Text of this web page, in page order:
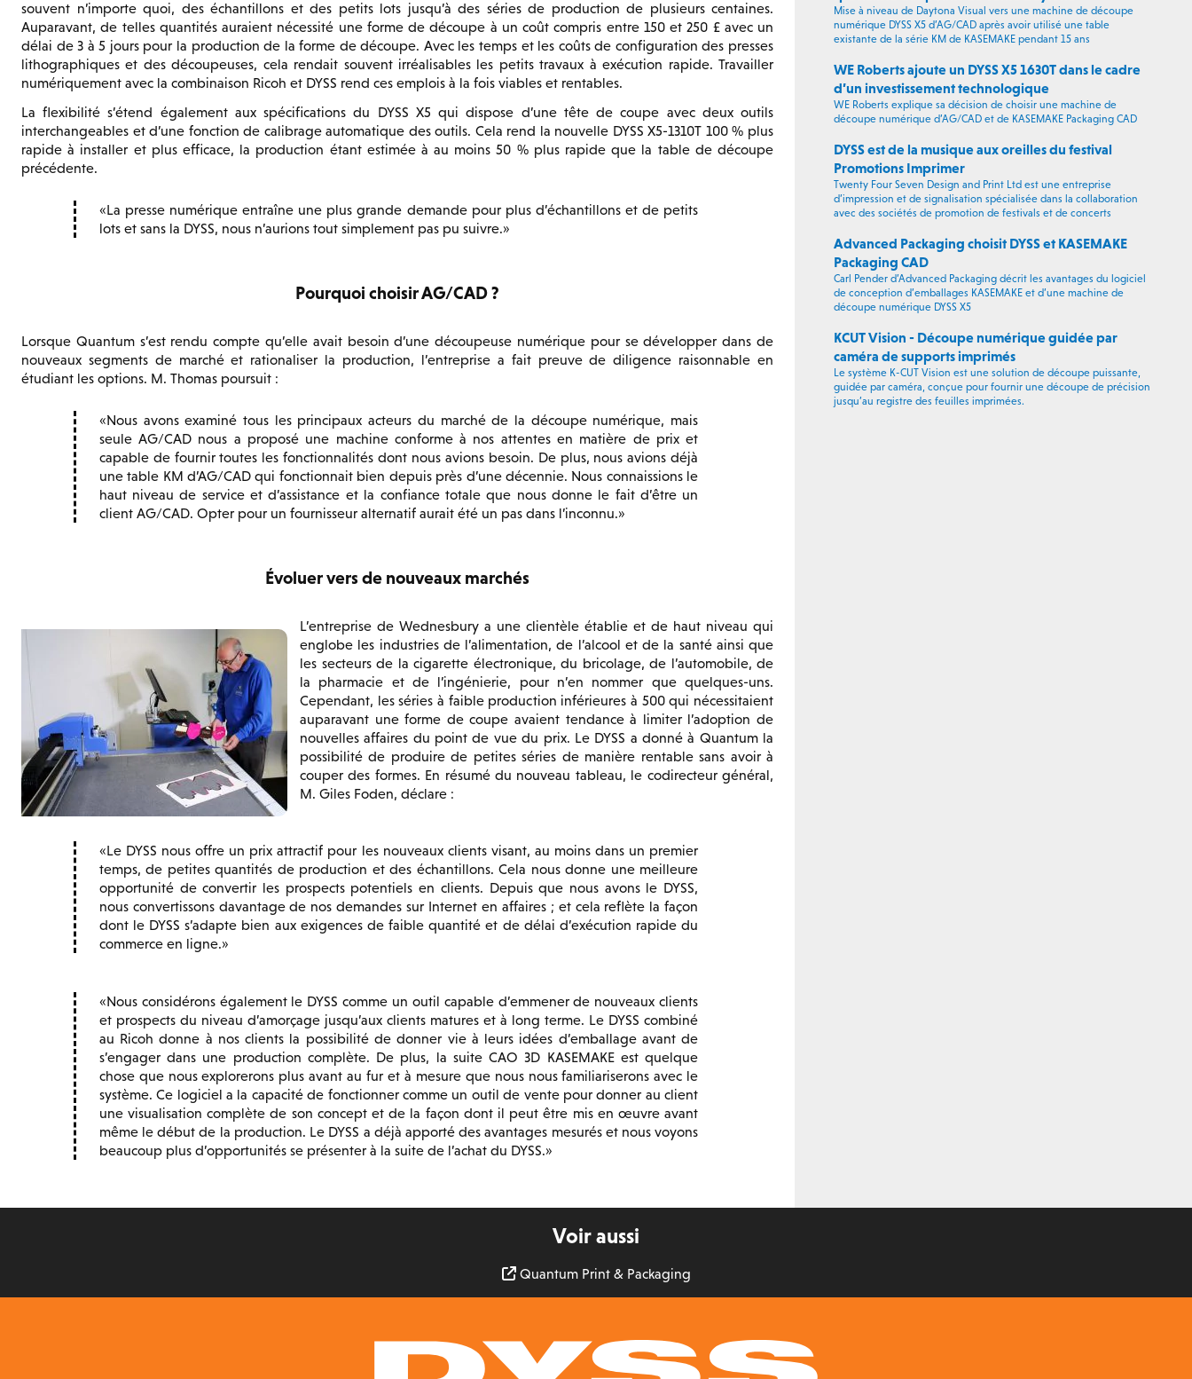
souvent n’importe quoi, des échantillons et des petits lots jusqu’à des séries de production de plusieurs centaines.
Auparavant, de telles quantités auraient nécessité une forme de découpe à un coût compris entre 150 et 250 £ avec un
délai de 3 à 5 jours pour la production de la forme de découpe. Avec les temps et les coûts de configuration des presses
lithographiques et des découpeuses, cela rendait souvent irréalisables les petits travaux à exécution rapide. Travailler
numériquement avec la combinaison Ricoh et DYSS rend ces emplois à la fois viables et rentables.
La flexibilité s’étend également aux spécifications du DYSS X5 qui dispose d’une tête de coupe avec deux outils
interchangeables et d’une fonction de calibrage automatique des outils. Cela rend la nouvelle DYSS X5-1310T 100 % plus
rapide à installer et plus efficace, la production étant estimée à au moins 50 % plus rapide que la table de découpe
précédente.
La presse numérique entraîne une plus grande demande pour plus d’échantillons et de petits
lots et sans la DYSS, nous n’aurions tout simplement pas pu suivre.
Pourquoi choisir AG/CAD ?
Lorsque Quantum s’est rendu compte qu’elle avait besoin d’une découpeuse numérique pour se développer dans de
nouveaux segments de marché et rationaliser la production, l’entreprise a fait preuve de diligence raisonnable en
étudiant les options. M. Thomas poursuit :
Nous avons examiné tous les principaux acteurs du marché de la découpe numérique, mais
seule AG/CAD nous a proposé une machine conforme à nos attentes en matière de prix et
capable de fournir toutes les fonctionnalités dont nous avions besoin. De plus, nous avions déjà
une table KM d’AG/CAD qui fonctionnait bien depuis près d’une décennie. Nous connaissions le
haut niveau de service et d’assistance et la confiance totale que nous donne le fait d’être un
client AG/CAD. Opter pour un fournisseur alternatif aurait été un pas dans l’inconnu.
Évoluer vers de nouveaux marchés
L’entreprise de Wednesbury a une clientèle établie et de haut niveau qui
englobe les industries de l’alimentation, de l’alcool et de la santé ainsi que
les secteurs de la cigarette électronique, du bricolage, de l’automobile, de
la pharmacie et de l’ingénierie, pour n’en nommer que quelques-uns.
Cependant, les séries à faible production inférieures à 500 qui nécessitaient
auparavant une forme de coupe avaient tendance à limiter l’adoption de
nouvelles affaires du point de vue du prix. Le DYSS a donné à Quantum la
possibilité de produire de petites séries de manière rentable sans avoir à
couper des formes. En résumé du nouveau tableau, le codirecteur général,
M. Giles Foden, déclare :
Le DYSS nous offre un prix attractif pour les nouveaux clients visant, au moins dans un premier
temps, de petites quantités de production et des échantillons. Cela nous donne une meilleure
opportunité de convertir les prospects potentiels en clients. Depuis que nous avons le DYSS,
nous convertissons davantage de nos demandes sur Internet en affaires ; et cela reflète la façon
dont le DYSS s’adapte bien aux exigences de faible quantité et de délai d’exécution rapide du
commerce en ligne.
Nous considérons également le DYSS comme un outil capable d’emmener de nouveaux clients
et prospects du niveau d’amorçage jusqu’aux clients matures et à long terme. Le DYSS combiné
au Ricoh donne à nos clients la possibilité de donner vie à leurs idées d’emballage avant de
s’engager dans une production complète. De plus, la suite CAO 3D KASEMAKE est quelque
chose que nous explorerons plus avant au fur et à mesure que nous nous familiariserons avec le
système. Ce logiciel a la capacité de fonctionner comme un outil de vente pour donner au client
une visualisation complète de son concept et de la façon dont il peut être mis en œuvre avant
même le début de la production. Le DYSS a déjà apporté des avantages mesurés et nous voyons
beaucoup plus d’opportunités se présenter à la suite de l’achat du DYSS.
Mise à niveau de Daytona Visual vers une machine de découpe
numérique DYSS X5 d’AG/CAD après avoir utilisé une table
existante de la série KM de KASEMAKE pendant 15 ans
WE Roberts ajoute un DYSS X5 1630T dans le cadre
d’un investissement technologique
WE Roberts explique sa décision de choisir une machine de
découpe numérique d’AG/CAD et de KASEMAKE Packaging CAD
DYSS est de la musique aux oreilles du festival
Promotions Imprimer
Twenty Four Seven Design and Print Ltd est une entreprise
d’impression et de signalisation spécialisée dans la collaboration
avec des sociétés de promotion de festivals et de concerts
Advanced Packaging choisit DYSS et KASEMAKE
Packaging CAD
Carl Pender d’Advanced Packaging décrit les avantages du logiciel
de conception d’emballages KASEMAKE et d’une machine de
découpe numérique DYSS X5
KCUT Vision - Découpe numérique guidée par
caméra de supports imprimés
Le système K-CUT Vision est une solution de découpe puissante,
guidée par caméra, conçue pour fournir une découpe de précision
jusqu’au registre des feuilles imprimées.
Voir aussi
Quantum Print & Packaging